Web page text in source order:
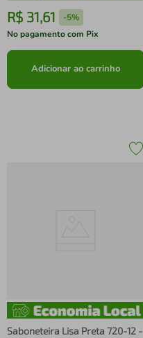
R$ 31,61 -5%
No pagamento com Pix
Adicionar ao carrinho
Saboneteira Lisa Preta 720-12 -